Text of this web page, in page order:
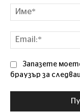
Запазете
браузър за